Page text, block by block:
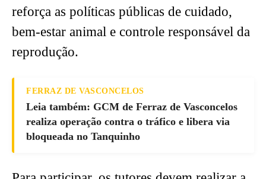
reforça as políticas públicas de cuidado,
bem-estar animal e controle responsável da
reprodução.
FERRAZ DE VASCONCELOS
Leia também: GCM de Ferraz de Vasconcelos
realiza operação contra o tráfico e libera via
bloqueada no Tanquinho